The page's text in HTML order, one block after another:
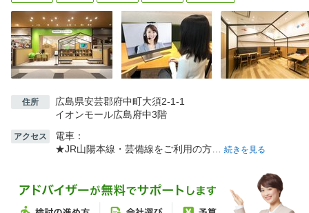
住所
広島県安芸郡府中町大須2-1-1
イオンモール広島府中3階
アクセス
電車：
★JR山陽本線・芸備線をご利用の方… 続きを見る